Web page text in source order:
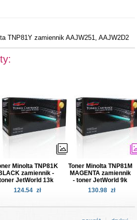
TNP81Y zamiennik AAJW251, AAJW2D2
Minolta TNP81K
zamiennik -
JetWorld 13k
124.54 zł
Toner Minolta TNP81M
MAGENTA zamiennik
- toner JetWorld 9k
130.98 zł